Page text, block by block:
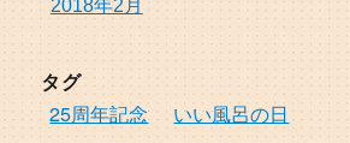
2018年2月
タグ
25周年記念
いい風呂の日